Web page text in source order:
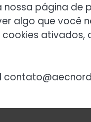
nossa página
algo que você